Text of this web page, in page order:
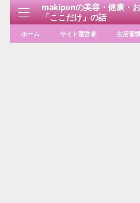
makiponの美容・健康・
「ここだけ」の話
ホーム サイト運営者 生活習